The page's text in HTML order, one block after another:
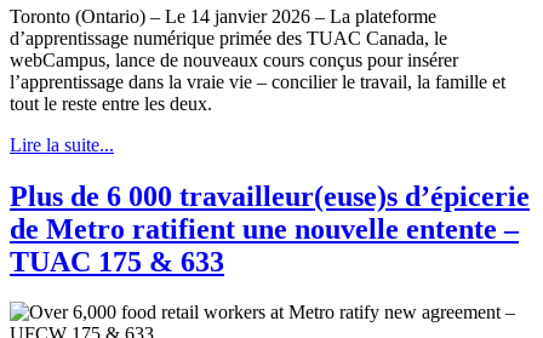
Toronto (Ontario) – Le 14 janvier 2026 – La plateforme
d’apprentissage numérique primée des TUAC Canada, le
webCampus, lance de nouveaux cours conçus pour insérer
l’apprentissage dans la vraie vie – concilier le travail, la famille et
tout le reste entre les deux.
Lire la suite...
Plus de 6 000 travailleur(euse)s d’épicerie
de Metro ratifient une nouvelle entente –
TUAC 175 & 633